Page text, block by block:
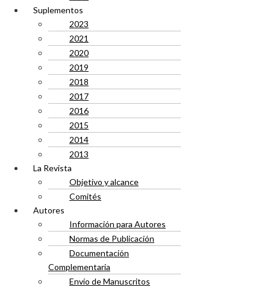
Suplementos
2023
2021
2020
2019
2018
2017
2016
2015
2014
2013
La Revista
Objetivo y alcance
Comités
Autores
Información para Autores
Normas de Publicación
Documentación
Complementaria
Envío de Manuscritos